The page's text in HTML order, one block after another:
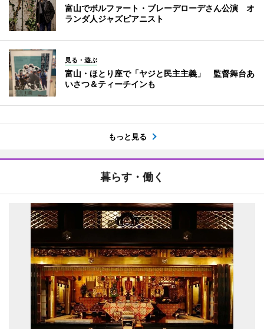
富山でボルファート・ブレーデローデさん公演 オ
ランダ人ジャズピアニスト
見る・遊ぶ
富山・ほとり座で「ヤジと民主主義」 監督舞台あ
いさつ＆ティーチインも
もっと見る
暮らす・働く